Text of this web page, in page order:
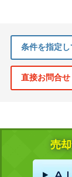
条件を指定
直接お問合
売